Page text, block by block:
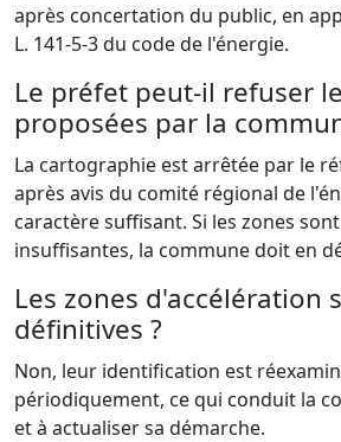
après concertation du public, en
L. 141-5-3 du code de l'énergie.
Le préfet peut-il refuser
proposées par la
La cartographie est arrêtée par le
après avis du comité régional de
caractère suffisant. Si les zones
insuffisantes, la commune doit en
Les zones d'accélération
définitives ?
Non, leur identification est
périodiquement, ce qui conduit la
et à actualiser sa démarche.